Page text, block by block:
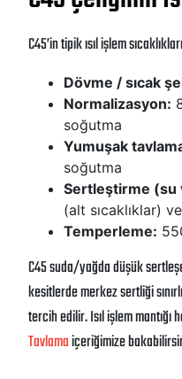
C45’in tipik ısıl işlem
Dövme / sıcak
Normalizasyon:
soğutma
Yumuşak
soğutma
Sertleştirme (su
(alt sıcaklıklar)
Temperleme:
C45 suda/yağda düşük
kesitlerde merkez sertliği
tercih edilir. Isıl işlem mantığı
Tavlamaiçeriğimize